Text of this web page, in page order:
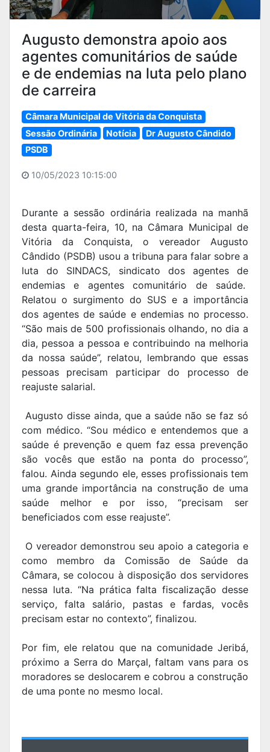
Augusto demonstra apoio aos
agentes comunitários de saúde
e de endemias na luta pelo plano
de carreira
Câmara Municipal de Vitória da Conquista
Sessão Ordinária
Notícia
Dr Augusto Cândido
PSDB
10/05/2023 10:15:00
Durante a sessão ordinária realizada na manhã
desta quarta-feira, 10, na Câmara Municipal de
Vitória da Conquista, o vereador Augusto
Cândido (PSDB) usou a tribuna para falar sobre a
luta do SINDACS, sindicato dos agentes de
endemias e agentes comunitário de saúde.
Relatou o surgimento do SUS e a importância
dos agentes de saúde e endemias no processo.
“São mais de 500 profissionais olhando, no dia a
dia, pessoa a pessoa e contribuindo na melhoria
da nossa saúde”, relatou, lembrando que essas
pessoas precisam participar do processo de
reajuste salarial.
Augusto disse ainda, que a saúde não se faz só
com médico. “Sou médico e entendemos que a
saúde é prevenção e quem faz essa prevenção
são vocês que estão na ponta do processo”,
falou. Ainda segundo ele, esses profissionais tem
uma grande importância na construção de uma
saúde melhor e por isso, “precisam ser
beneficiados com esse reajuste”.
O vereador demonstrou seu apoio a categoria e
como membro da Comissão de Saúde da
Câmara, se colocou à disposição dos servidores
nessa luta. “Na prática falta fiscalização desse
serviço, falta salário, pastas e fardas, vocês
precisam estar no contexto”, finalizou.
Por fim, ele relatou que na comunidade Jeribá,
próximo a Serra do Marçal, faltam vans para os
moradores se deslocarem e cobrou a construção
de uma ponte no mesmo local.